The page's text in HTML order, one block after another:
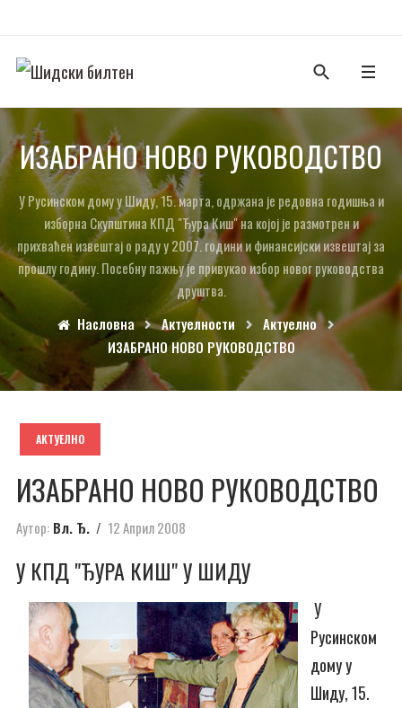
ИЗАБРАНО НОВО РУКОВОДСТВО
У Русинском дому у Шиду, 15. марта, одржана је редовна годишња и
изборна Скупштина КПД "Ђура Киш" на којој је размотрен и
прихваћен извештај о раду у 2007. години и финансијски извештај за
прошлу годину. Посебну пажњу је привукао избор новог руководства
друштва.
Насловна
Актуелности
Актуелно
ИЗАБРАНО НОВО РУКОВОДСТВО
АКТУЕЛНО
ИЗАБРАНО НОВО РУКОВОДСТВО
Аутор: Вл. Ђ. 12 Април 2008
У КПД "ЂУРА КИШ" У ШИДУ
У
Русинском
дому у
Шиду, 15.